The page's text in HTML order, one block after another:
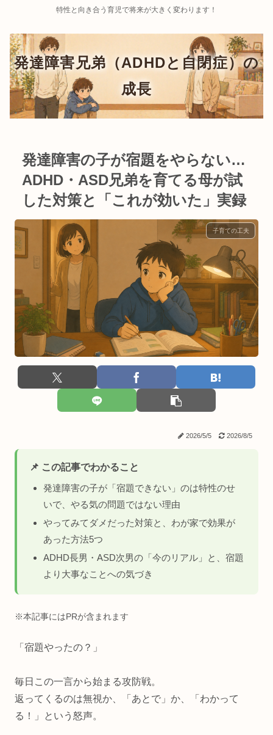
特性と向き合う育児で将来が大きく変わります！
発達障害の子が宿題をやらない…
ADHD・ASD兄弟を育てる母が試
した対策と「これが効いた」実録
子育ての工夫
2026/5/5 2026/8/5
📌 この記事でわかること
発達障害の子が「宿題できない」のは特性のせ
いで、やる気の問題ではない理由
やってみてダメだった対策と、わが家で効果が
あった方法5つ
ADHD長男・ASD次男の「今のリアル」と、宿題
より大事なことへの気づき
※本記事にはPRが含まれます
「宿題やったの？」
毎日この一言から始まる攻防戦。
返ってくるのは無視か、「あとで」か、「わかって
る！」という怒声。